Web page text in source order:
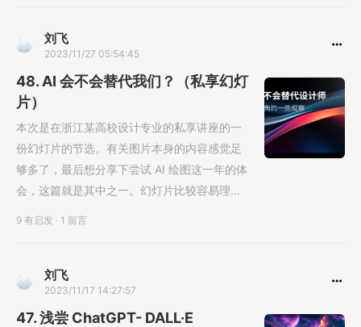
刘飞
2023/11/27 05:54:45
48. AI 会不会替代我们？（私享幻灯
片）
本次是在浙江某高校设计专业的私享讲座的一
份幻灯片的节选。有关图片本身的内容感觉足
够多了，最后想分享下尝试 AI 绘图这一年的体
会，这篇就是其中之一。幻灯片比较容易理
9 有启发 · 1 留言
刘飞
2023/11/17 14:27:57
47. 浅尝 ChatGPT- DALL·E